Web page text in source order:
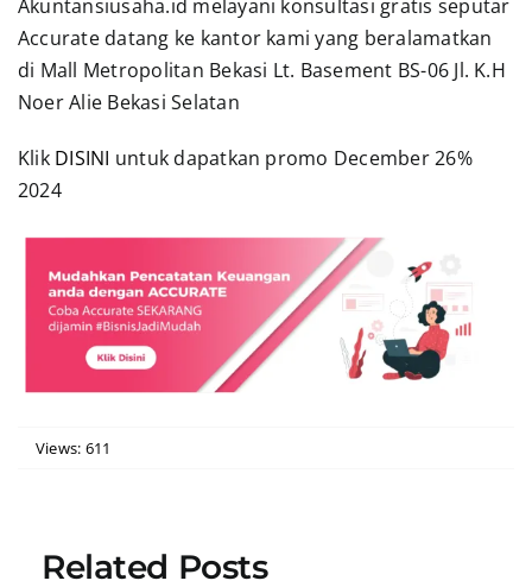
Akuntansiusaha.id melayani konsultasi gratis seputar
Accurate datang ke kantor kami yang beralamatkan
di Mall Metropolitan Bekasi Lt. Basement BS-06 Jl. K.H
Noer Alie Bekasi Selatan
Klik DISINI untuk dapatkan promo December 26%
2024
Views: 611
Related Posts